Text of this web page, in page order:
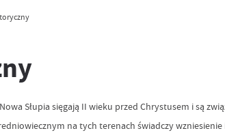
Słupia sięgają II wieku przed Chrystusem i są
na tych terenach świadczy